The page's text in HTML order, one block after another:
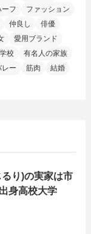
ーフ
ファッション
仲良し
俳優
愛用ブランド
校
有名人の家族
レー 筋肉
結婚
り)の実家は市
身高校大学